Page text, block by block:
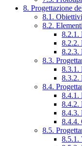
8. Progettazione
8.1.
8.2.
8.2.1.
8.2.2.
8.2.3.
8.3.
8.3.1.
8.3.2.
8.4.
8.4.1.
8.4.2.
8.4.3.
8.4.4.
8.5.
8.5.1.